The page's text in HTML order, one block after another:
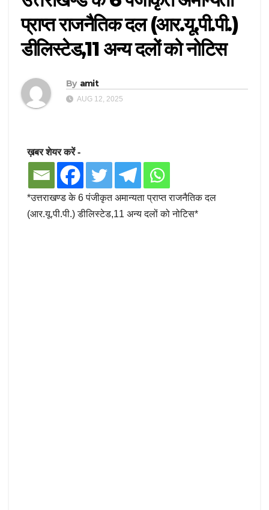
प्राप्त राजनैतिक दल (आर.यू.पी.पी.)
डीलिस्टेड,11 अन्य दलों को नोटिस
By amit
AUG 12, 2025
ख़बर शेयर करें -
*उत्तराखण्ड के 6 पंजीकृत अमान्यता प्राप्त राजनैतिक दल
(आर.यू.पी.पी.) डीलिस्टेड,11 अन्य दलों को नोटिस*